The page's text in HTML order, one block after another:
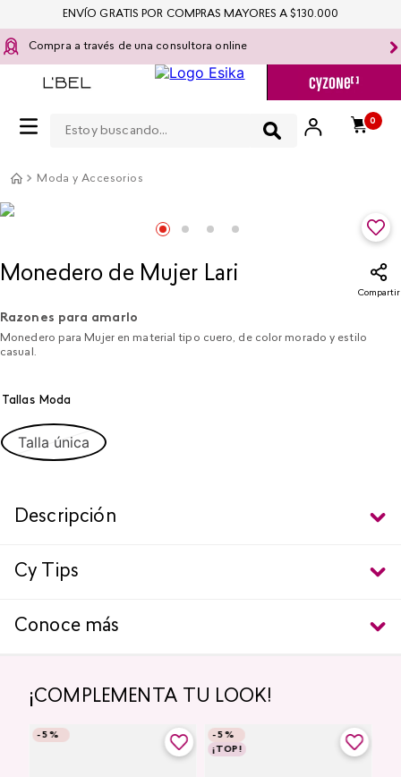
Compra a través de una consultora online
0
ENVÍO GRATIS POR COMPRAS MAYORES A $130.000
Moda y Accesorios
Monedero de Mujer Lari
Compartir
Razones para amarlo
Monedero para Mujer en material tipo cuero, de color morado y estilo
casual.
Tallas Moda
Talla única
Descripción
Cy Tips
Conoce más
¡COMPLEMENTA TU LOOK!
-5 % -5 %
¡TOP!